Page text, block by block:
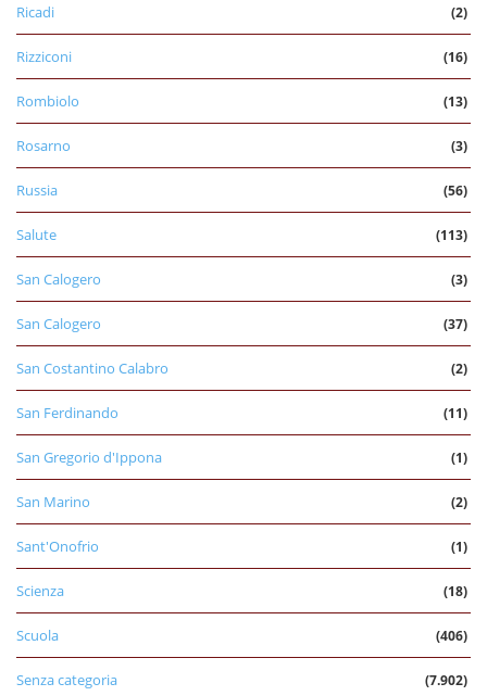
Ricadi (2)
Rizziconi (16)
Rombiolo (13)
Rosarno (3)
Russia (56)
Salute (113)
San Calogero (3)
San Calogero (37)
San Costantino Calabro (2)
San Ferdinando (11)
San Gregorio d'Ippona (1)
San Marino (2)
Sant'Onofrio (1)
Scienza (18)
Scuola (406)
Senza categoria (7.902)